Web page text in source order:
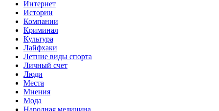
Интернет
Истории
Компании
Криминал
Культура
Лайфхаки
Летние виды спорта
Личный счет
Люди
Места
Мнения
Мода
Народная медицина